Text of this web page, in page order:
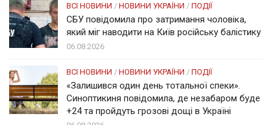
ВСІ НОВИНИ / НОВИНИ УКРАЇНИ / ПОДІЇ
СБУ повідомила про затримання чоловіка,
який міг наводити на Київ російську балістику
06.08.2026
ВСІ НОВИНИ / НОВИНИ УКРАЇНИ / ПОДІЇ
«Залишився один день тотальної спеки».
Синоптикиня повідомила, де незабаром буде
+24 та пройдуть грозові дощі в Україні